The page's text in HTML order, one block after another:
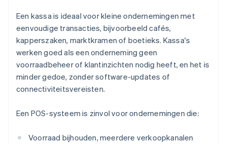
Een kassa is ideaal voor kleine ondernemingen met
eenvoudige transacties, bijvoorbeeld cafés,
kapperszaken, marktkramen of boetieks. Kassa's
werken goed als een onderneming geen
voorraadbeheer of klantinzichten nodig heeft, en het is
minder gedoe, zonder software-updates of
connectiviteitsvereisten.
Een POS-systeem is zinvol voor ondernemingen die:
Voorraad bijhouden, meerdere verkoopkanalen